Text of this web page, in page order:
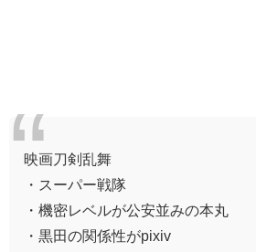
映画刀剣乱舞
・スーパー戦隊
・機密レベルが公安並みの本丸
・黒田の関係性がpixiv